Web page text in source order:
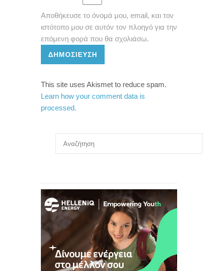
Αποθήκευσε το όνομά μου, email, και τον
ιστότοπο μου σε αυτόν τον πλοηγό για την
επόμενη φορά που θα σχολιάσω.
ΔΗΜΟΣΊΕΥΣΗ
This site uses Akismet to reduce spam.
Learn how your comment data is
processed.